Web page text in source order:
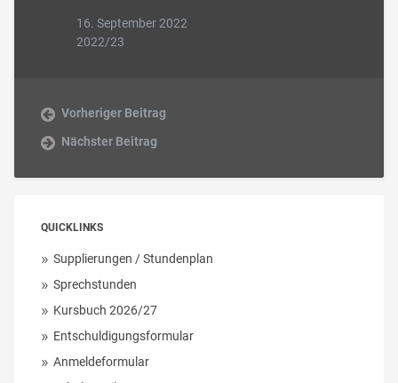
16. September 2022
2022/23
Vorheriger Beitrag
Nächster Beitrag
QUICKLINKS
Supplierungen / Stundenplan
Sprechstunden
Kursbuch 2026/27
Entschuldigungsformular
Anmeldeformular